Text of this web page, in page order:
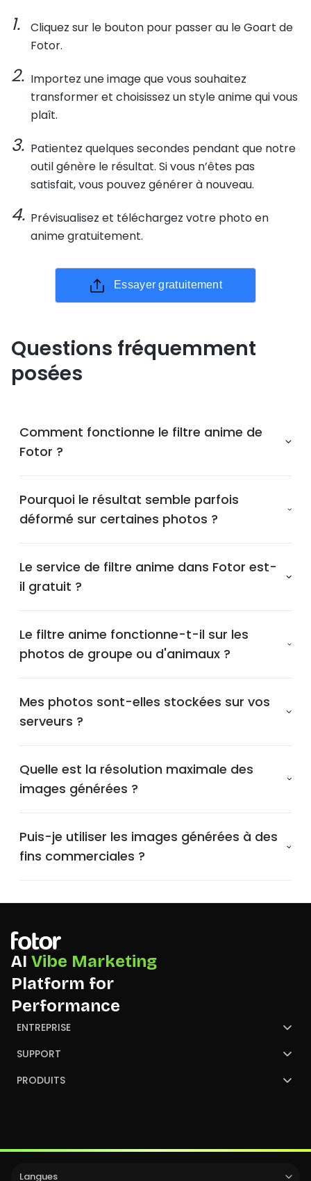
Cliquez sur le bouton pour passer au le Goart de
Fotor.
Importez une image que vous souhaitez
transformer et choisissez un style anime qui vous
plaît.
Patientez quelques secondes pendant que notre
outil génère le résultat. Si vous n’êtes pas
satisfait, vous pouvez générer à nouveau.
Prévisualisez et téléchargez votre photo en
anime gratuitement.
Essayer gratuitement
Questions fréquemment
posées
Comment fonctionne le filtre anime de
Fotor ?
Pourquoi le résultat semble parfois
déformé sur certaines photos ?
Le service de filtre anime dans Fotor est-
il gratuit ?
Le filtre anime fonctionne-t-il sur les
photos de groupe ou d'animaux ?
Mes photos sont-elles stockées sur vos
serveurs ?
Quelle est la résolution maximale des
images générées ?
Puis-je utiliser les images générées à des
fins commerciales ?
AI Vibe Marketing
Platform for
Performance
ENTREPRISE
À propos de Fotor
Nous contacter
SUPPORT
Centre de Support
PRODUITS
Langues